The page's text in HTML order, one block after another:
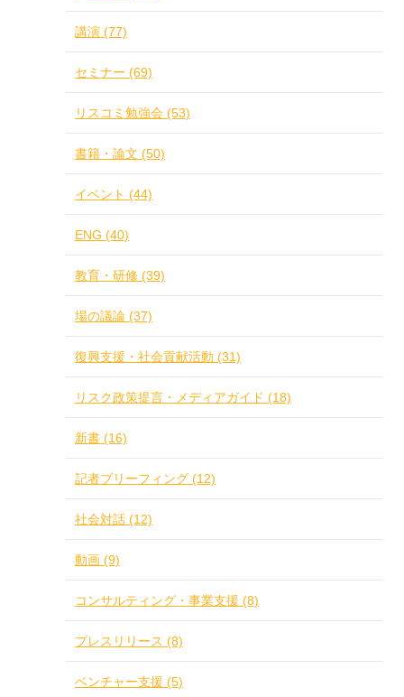
講演 (77)
セミナー (69)
リスコミ勉強会 (53)
書籍・論文 (50)
イベント (44)
ENG (40)
教育・研修 (39)
場の議論 (37)
復興支援・社会貢献活動 (31)
リスク政策提言・メディアガイド (18)
新書 (16)
記者ブリーフィング (12)
社会対話 (12)
動画 (9)
コンサルティング・事業支援 (8)
プレスリリース (8)
ベンチャー支援 (5)